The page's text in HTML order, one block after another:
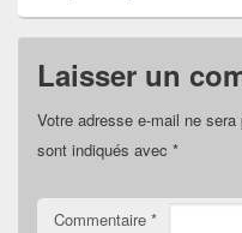
Laisser un
Votre adresse e-mail ne sera
sont indiqués avec *
Commentaire *